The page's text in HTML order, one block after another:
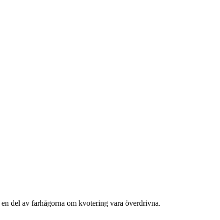
del av farhågorna om kvotering vara överdrivna.